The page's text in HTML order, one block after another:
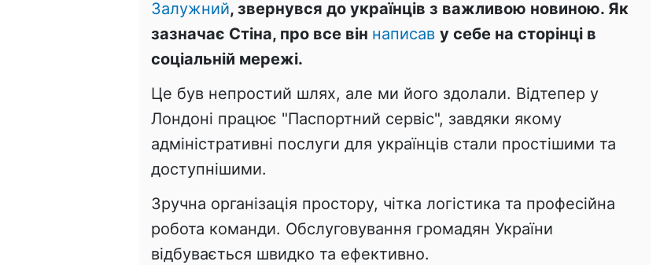
Залужний, звернувся до українців з важливою новиною. Як
зазначає Стіна, про все він написав у себе на сторінці в
соціальній мережі.
Це був непростий шлях, але ми його здолали. Відтепер у
Лондоні працює "Паспортний сервіс", завдяки якому
адміністративні послуги для українців стали простішими та
доступнішими.
Зручна організація простору, чітка логістика та професійна
робота команди. Обслуговування громадян України
відбувається швидко та ефективно.